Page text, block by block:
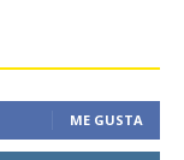
ME GUSTA